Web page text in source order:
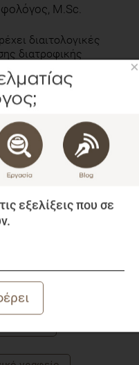
M.Sc.
διαιτολογικές
διατροφικής
σε βελτίωση
Διαιτολόγος
επιστημονική
διαιτολογικές
του εμπειρία.
διατροφής σε
του πρώτου
μας». Τα
τις
αποτελεσματικό
×
εξελίξεις που σε